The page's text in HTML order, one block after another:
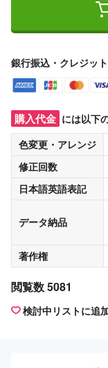
銀行振込・クレジッ
購入代金 には以下
色変更・アレンジ
修正回数
日本語英語表記
データ納品
著作権
閲覧数 5081
検討中リストに追